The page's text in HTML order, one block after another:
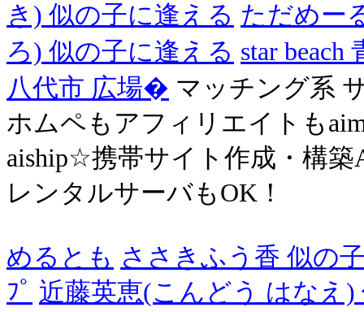
き) 似の子に逢える ただめー
ろ) 似の子に逢える star beach
八代市 広場� マッチング系
ホムペもアフィリエイトも
aiship☆携帯サイト作成・構
レンタルサーバもOK！
めるとも ささきふう香 似の
ﾌﾟ 近藤英恵(こんどう はなえ